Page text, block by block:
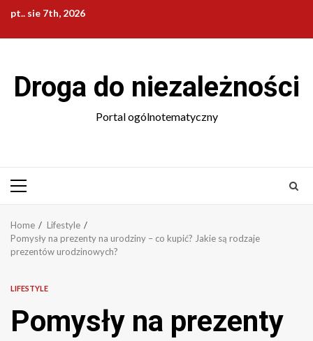
Skip
content
pt.. sie 7th, 2026
Droga do niezależności
Portal ogólnotematyczny
Primary
Home
Lifestyle
Pomysły na prezenty na urodziny – co kupić? Jakie są rodzaje
prezentów urodzinowych?
LIFESTYLE
Pomysły na prezenty